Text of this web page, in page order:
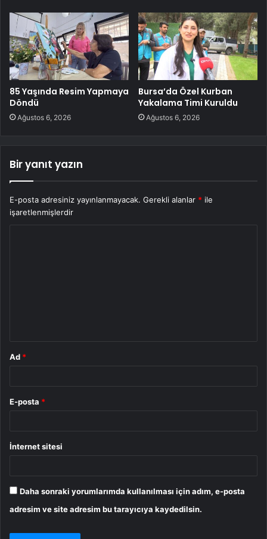
85 Yaşında Resim Yapmaya
Döndü
Ağustos 6, 2026
Bursa’da Özel Kurban
Yakalama Timi Kuruldu
Ağustos 6, 2026
Bir yanıt yazın
E-posta adresiniz yayınlanmayacak. Gerekli alanlar * ile
işaretlenmişlerdir
Ad *
E-posta *
İnternet sitesi
Daha sonraki yorumlarımda kullanılması için adım, e-posta
adresim ve site adresim bu tarayıcıya kaydedilsin.